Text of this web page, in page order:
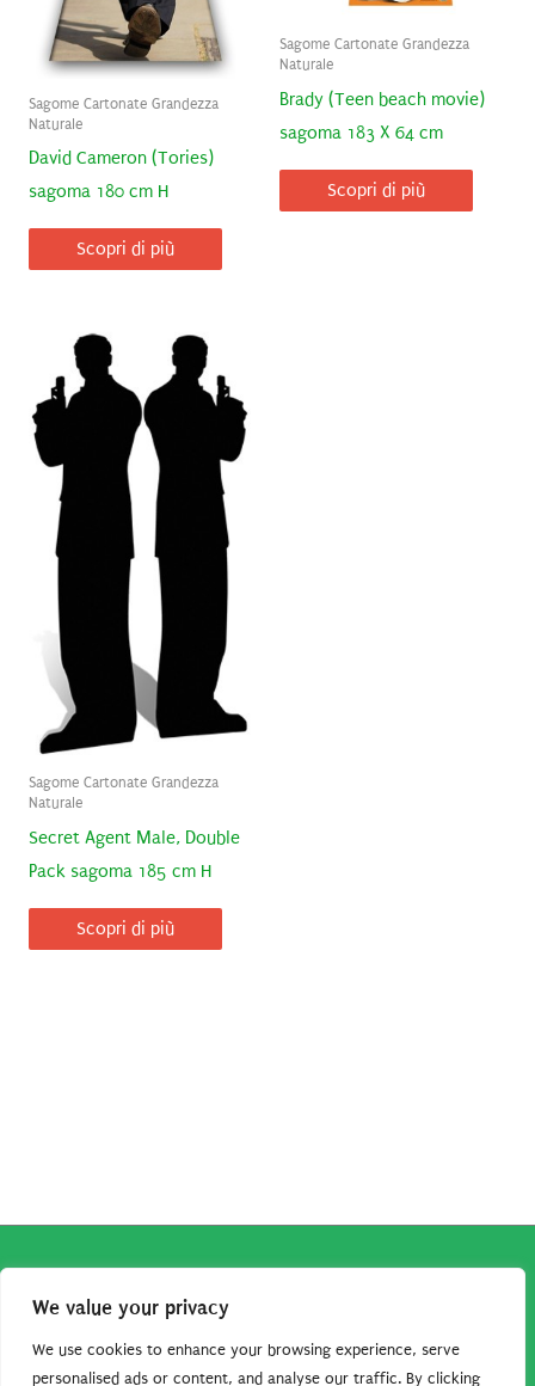
We value your privacy
We use cookies to enhance your browsing experience, serve
personalised ads or content, and analyse our traffic. By clicking
Sagome Cartonate Grandezza
Naturale
David Cameron (Tories)
sagoma 180 cm H
Scopri di più
Sagome Cartonate Grandezza
Naturale
Brady (Teen beach movie)
sagoma 183 X 64 cm
Scopri di più
Sagome Cartonate Grandezza
Naturale
Secret Agent Male, Double
Pack sagoma 185 cm H
Scopri di più
associato Amazon percepisce dei ricavi da acquisti idonei.
Tutti i guadagni sono direttamente reinvestiti in questo sito
per continuare a condividere tutorial e risorse per gli amanti